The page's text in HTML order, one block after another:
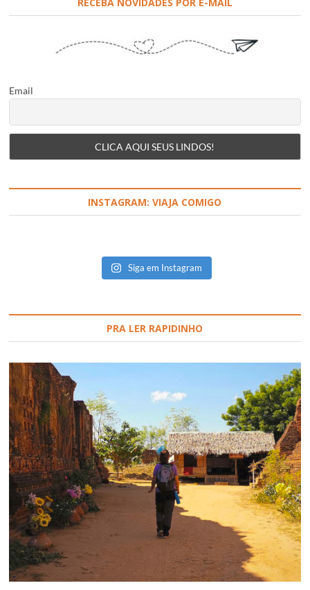
Email
INSTAGRAM: VIAJA COMIGO
Siga em Instagram
PRA LER RAPIDINHO